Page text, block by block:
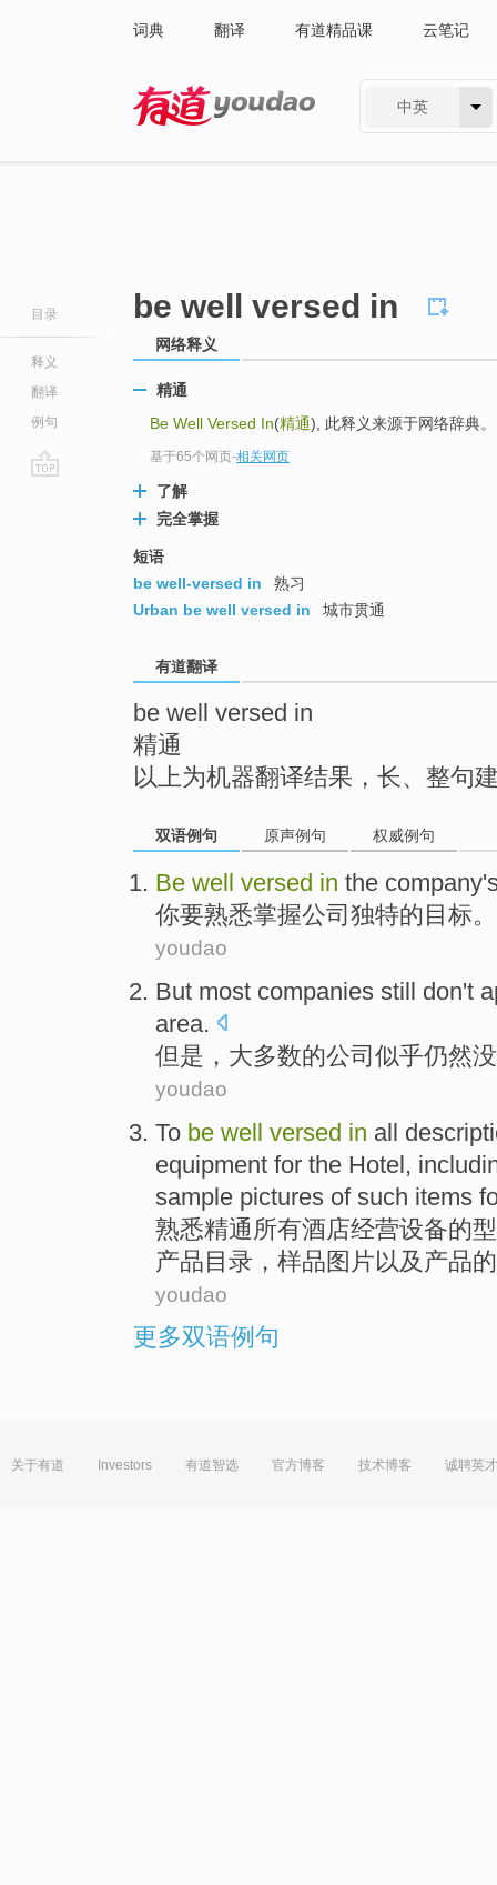
词典 翻译 有道精品课 云笔记
中英
目录
释义
翻译
例句
be well versed in
网络释义
精通
Be Well Versed In(精通), 此释义来源于网络辞典。
基于65个网页-相关网页
了解
完全掌握
短语
be well-versed in
熟习
Urban be well versed in
城市贯通
有道翻译
be well versed in
精通
以上为机器翻译结果，长、整句
双语例句 原声例句 权威例句
Be well versed in the company
你要熟悉掌握公司 独特的 目标。
youdao
But most companies still don't
area.
但是 ， 大多数的公司 似乎仍然
youdao
To be well versed in all
equipment for the Hotel,
sample pictures of such items
熟悉精通 所有酒店经营设备的
产品目录 ， 样品图片以及产品
youdao
更多双语例句
关于有道 Investors 有道智选 官方博客 技术博客 诚聘英才